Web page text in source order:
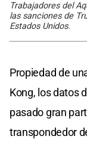
Trabajadores del
las sanciones de
Estados Unidos.
Propiedad de
Kong, los datos
pasado gran
transpondedor